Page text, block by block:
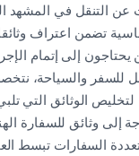
عن التنقل في المشهد
تضمن اعتراف
يحتاجون إلى إتمام
للسفر والسياحة،
الوثائق التي
إلى وثائق للسفارة
السفارات تبسط